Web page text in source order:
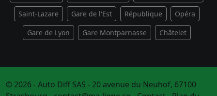
Saint-Lazare Gare de l'Est République Opéra
Gare de Lyon Gare Montparnasse Châtelet
© 2026 - Auto Diff SAS - 20 avenue du Neuhof, 67100